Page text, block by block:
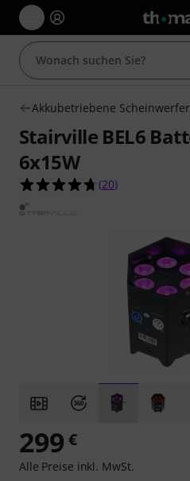
Akkubetriebene Scheinwerfer
Stairville BEL6
6x15W
4.7 von 5
(20)
299 €
Alle Preise inkl. MwSt.